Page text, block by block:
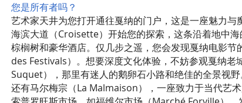
您是所有者吗？
艺术家天井为您打开通往戛纳的门户，这是一座魅力与
海滨大道（Croisette）开始您的探索，这条沿着地中
棕榈树和豪华酒店。仅几步之遥，您会发现戛纳电影
des Festivals）。想要深度文化体验，不妨参观戛纳老
Suquet），那里有迷人的鹅卵石小路和绝佳的全景视
还有马尔梅宗（La Malmaison），一座致力于当代艺